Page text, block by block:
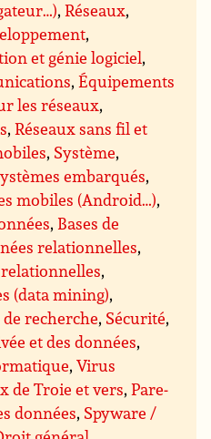
,Réseaux,
,
et génie logiciel,
,Équipements
les réseaux,
,Réseaux sans fil et
, Système,
embarqués,
mobiles (Android…),
, Bases de
relationnelles,
relationnelles,
(data mining),
recherche, Sécurité,
et des données,
,Virus
de Troie et vers,Pare-
données, Spyware /